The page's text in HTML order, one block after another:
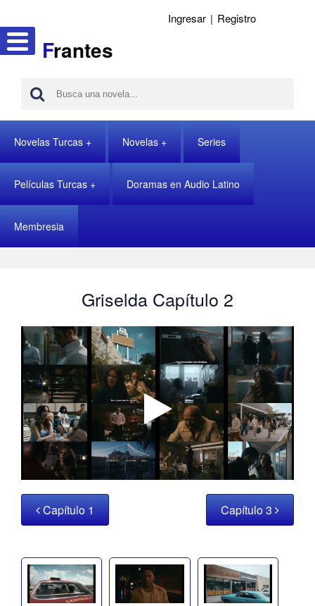
Frantes
Ingresar | Registro
Novelas Turcas Novelas Series
Películas Turcas Doramas en Audio Latino
Membresia
Griselda Capítulo 2
Capítulo 1 Capítulo 3